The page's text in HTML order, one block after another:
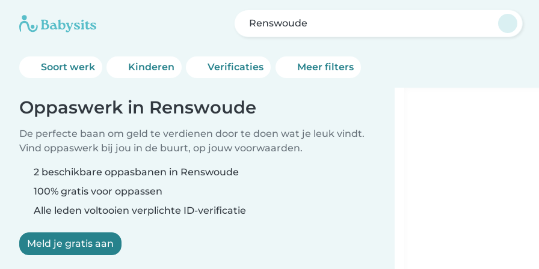
Renswoude
Soort werk Kinderen Verificaties Meer filters
Oppaswerk in Renswoude
De perfecte baan om geld te verdienen door te doen wat je leuk vindt.
Vind oppaswerk bij jou in de buurt, op jouw voorwaarden.
2 beschikbare oppasbanen in Renswoude
100% gratis voor oppassen
Alle leden voltooien verplichte ID-verificatie
Meld je gratis aan